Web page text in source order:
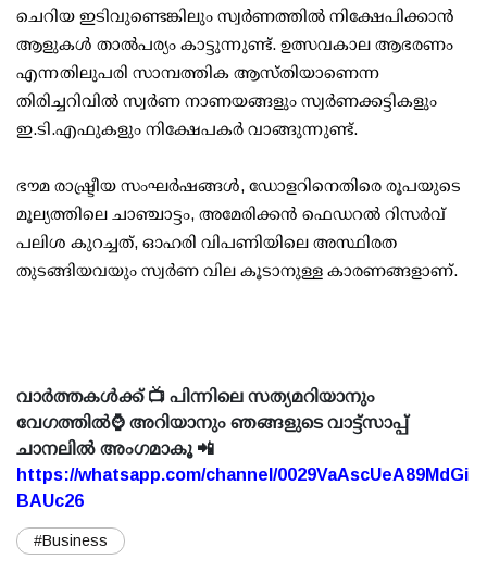
ചെറിയ ഇടിവുണ്ടെങ്കിലും സ്വര്‍ണത്തില്‍ നിക്ഷേപിക്കാന്‍
ആളുകള്‍ താല്‍പര്യം കാട്ടുന്നുണ്ട്. ഉത്സവകാല ആഭരണം
എന്നതിലുപരി സാമ്പത്തിക ആസ്തിയാണെന്ന
തിരിച്ചറിവില്‍ സ്വര്‍ണ നാണയങ്ങളും സ്വര്‍ണക്കട്ടികളും
ഇ.ടി.എഫുകളും നിക്ഷേപകര്‍ വാങ്ങുന്നുണ്ട്.
ഭൗമ രാഷ്ട്രീയ സംഘര്‍ഷങ്ങള്‍, ഡോളറിനെതിരെ രൂപയുടെ
മൂല്യത്തിലെ ചാഞ്ചാട്ടം, അമേരിക്കന്‍ ഫെഡറല്‍ റിസര്‍വ്
പലിശ കുറച്ചത്, ഓഹരി വിപണിയിലെ അസ്ഥിരത
തുടങ്ങിയവയും സ്വര്‍ണ വില കൂടാനുള്ള കാരണങ്ങളാണ്.
വാർത്തകൾക്ക് 📺 പിന്നിലെ സത്യമറിയാനും
വേഗത്തിൽ⌚ അറിയാനും ഞങ്ങളുടെ വാട്ട്സാപ്പ്
ചാനലിൽ അംഗമാകൂ 📲
https://whatsapp.com/channel/0029VaAscUeA89MdGi
BAUc26
#Business